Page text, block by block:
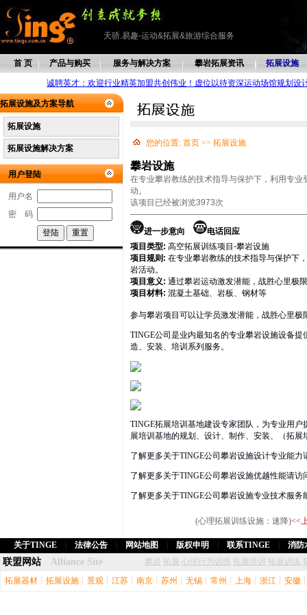
天骄.易趣-运动&拓展&旅游综合服务
首 页 产品与购买 服务与解决方案 攀岩拓展资讯 拓展设施
诚聘英才：欢迎行业精英加盟共创伟业！虚位以待资深运动场馆规划
拓展设施及方案导航
拓展设施
拓展设施解决方案
用户登陆
用户名
密 码
您的位置: 首页 >> 拓展设施
攀岩设施
在专业攀岩教练的技术指导与保护下，利用专
动。
该项目已经被浏览3973次
进一步意向
电话回应
项目类型: 高空拓展训练项目-攀岩设施
项目规则: 在专业攀岩教练的技术指导与保护下
岩活动。
项目意义: 通过攀岩运动激发潜能，战胜心里极
项目材料: 混凝土基础、岩板、钢材等
参与攀岩项目可以让学员激发潜能，战胜心里
TINGE公司是业内最知名的专业攀岩设施设备
造、安装、培训系列服务。
TINGE拓展培训基地建设专家团队，为专业用
展培训基地的规划、设计、制作、安装、（拓展
了解更多关于TINGE公司攀岩设施设计专业能力
了解更多关于TINGE公司攀岩设施优越性能请访
了解更多关于TINGE公司攀岩设施专业技术服务
(心理拓展训练设施：速降)<<
关于TINGE 法律公告 网站地图 版权申明 联系TINGE 消防
联盟网站 Alliance Site 攀岩 拓展 心理行为训练 拓展培训 拓展训练
拓展器材 ┊ 拓展设施 ┊ 景观 ┊ 江苏 ┊ 南京 ┊ 苏州 ┊ 无锡 ┊ 常州 ┊ 上海 ┊ 浙江 ┊ 安徽